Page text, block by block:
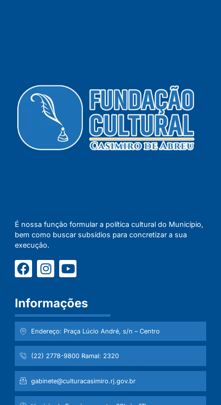
É nossa função formular a política cultural do Município,
bem como buscar subsídios para concretizar a sua
execução.
Informações
Endereço: Praça Lúcio André, s/n – Centro
(22) 2778-9800 Ramal: 2320
gabinete@culturacasimiro.rj.gov.br